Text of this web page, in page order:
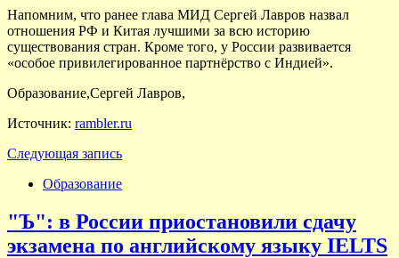
Напомним, что ранее глава МИД Сергей Лавров назвал
отношения РФ и Китая лучшими за всю историю
существования стран. Кроме того, у России развивается
«особое привилегированное партнёрство с Индией».
Образование,Сергей Лавров,
Источник: rambler.ru
Следующая запись
Образование
"Ъ": в России приостановили сдачу
экзамена по английскому языку IELTS